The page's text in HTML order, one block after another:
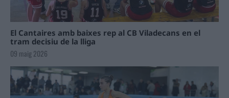
El Cantaires amb baixes rep al CB Viladecans en el
tram decisiu de la lliga
09 maig 2026